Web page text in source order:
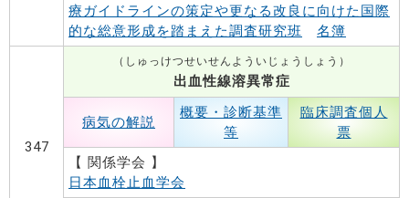
療ガイドラインの策定や更なる改良に向けた国際
的な総意形成を踏まえた調査研究班
名簿
347
（しゅっけつせいせんよういじょうしょう）
出血性線溶異常症
病気の解説
概要・診断基準
等
臨床調査個人
票
【 関係学会 】
日本血栓止血学会